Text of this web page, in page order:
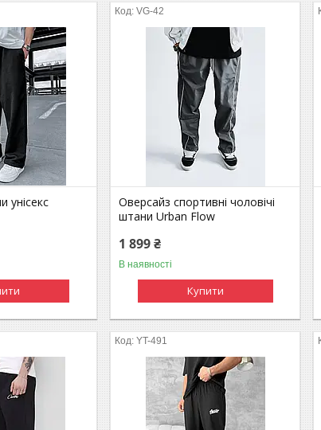
унісекс
VG-42
Оверсайз спортивні чоловічі
штани Urban Flow
1 899 ₴
В наявності
Купити
YT-491